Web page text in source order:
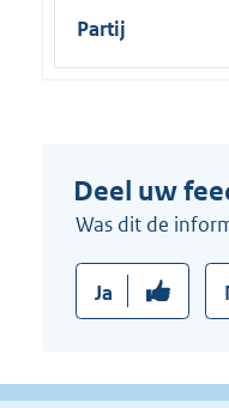
Partij
Deel uw
Was dit de
Ja